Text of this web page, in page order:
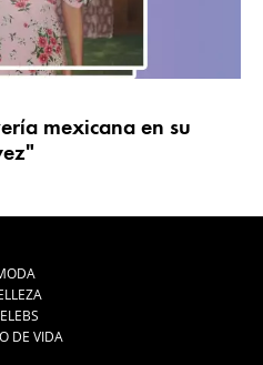
mexicana en su
DE VIDA